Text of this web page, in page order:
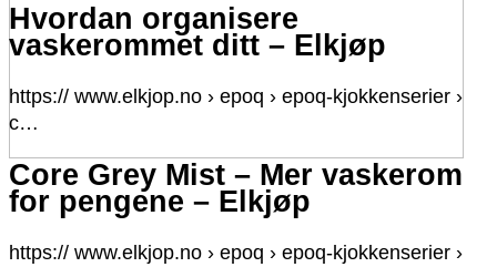
Hvordan organisere
vaskerommet ditt – Elkjøp
https:// www.elkjop.no › epoq › epoq-kjokkenserier ›
c…
Core Grey Mist – Mer vaskerom
for pengene – Elkjøp
https:// www.elkjop.no › epoq › epoq-kjokkenserier ›